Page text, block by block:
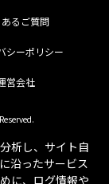
るご質問
シーポリシー
営会社
析し、サイト自
沿ったサービス
に、ログ情報や